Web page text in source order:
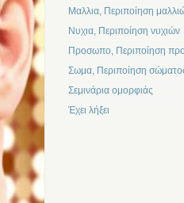
Μαλλια, Περιποίηση
Νυχια, Περιποίηση νυχιών
Προσωπο, Περιποίηση
Σωμα, Περιποίηση
Σεμινάρια ομορφιάς
Έχει λήξει